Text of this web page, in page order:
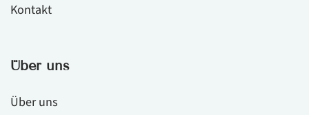
Kontakt
Über uns
Über uns